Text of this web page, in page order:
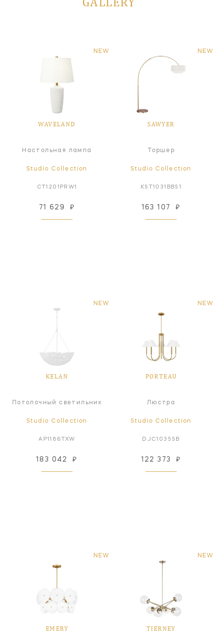
NEW
WAVELAND
Настольная лампа
Studio Collection
CT1201PRW1
71 629 ₽
NEW
SAWYER
Торшер
Studio Collection
KST1031BBS1
163 107 ₽
NEW
KELAN
Потолочный светильник
Studio Collection
AP1186TXW
183 042 ₽
NEW
PORTEAU
Люстра
Studio Collection
DJC1035SB
122 373 ₽
NEW
EMERY
NEW
TIERNEY